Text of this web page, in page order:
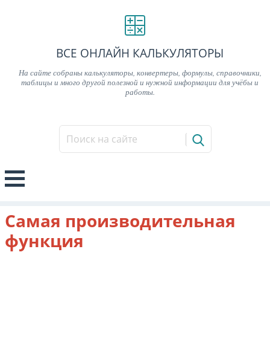
ВСЕ ОНЛАЙН КАЛЬКУЛЯТОРЫ
На сайте собраны калькуляторы, конвертеры, формулы, справочники,
таблицы и много другой полезной и нужной информации для учёбы и
работы.
Самая производительная
функция